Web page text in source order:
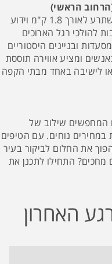
הראשי)
הרחוב המרכזי של פלובדיב, המשתרע לאורך 1.8 ק"מ וידוע
להולכי רגל הארוכים
ובניינים היסטוריים
ומציע אווירה תוססת
לישיבה באחד מבתי הקפה
המחפשים שילוב של
במחירים נוחים. עם הטיפים
את החלום לביקור בעיר
התחילו לתכנן את
האחרון